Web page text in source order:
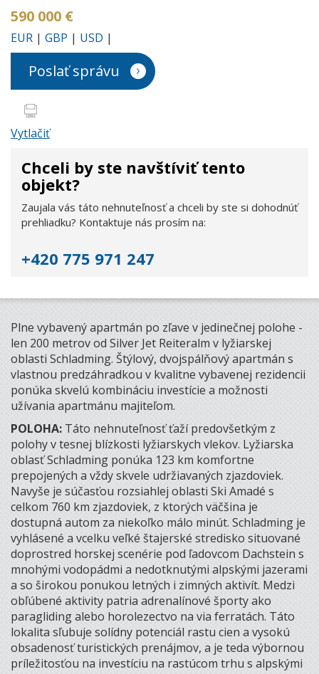
590 000 €
EUR | GBP | USD |
Poslať správu
Vytlačiť
Chceli by ste navštíviť tento
objekt?
Zaujala vás táto nehnuteľnosť a chceli by ste si dohodnúť
prehliadku? Kontaktuje nás prosím na:
+420 775 971 247
Plne vybavený apartmán po zľave v jedinečnej polohe -
len 200 metrov od Silver Jet Reiteralm v lyžiarskej
oblasti Schladming. Štýlový, dvojspálňový apartmán s
vlastnou predzáhradkou v kvalitne vybavenej rezidencii
ponúka skvelú kombináciu investície a možnosti
užívania apartmánu majiteľom.
POLOHA: Táto nehnuteľnosť ťaží predovšetkým z
polohy v tesnej blízkosti lyžiarskych vlekov. Lyžiarska
oblasť Schladming ponúka 123 km komfortne
prepojených a vždy skvele udržiavaných zjazdoviek.
Navyše je súčasťou rozsiahlej oblasti Ski Amadé s
celkom 760 km zjazdoviek, z ktorých väčšina je
dostupná autom za niekoľko málo minút. Schladming je
vyhlásené a vcelku veľké štajerské stredisko situované
doprostred horskej scenérie pod ľadovcom Dachstein s
mnohými vodopádmi a nedotknutými alpskými jazerami
a so širokou ponukou letných i zimných aktivít. Medzi
obľúbené aktivity patria adrenalínové športy ako
paragliding alebo horolezectvo na via ferratách. Táto
lokalita sľubuje solídny potenciál rastu cien a vysokú
obsadenosť turistických prenájmov, a je teda výbornou
príležitosťou na investíciu na rastúcom trhu s alpskými